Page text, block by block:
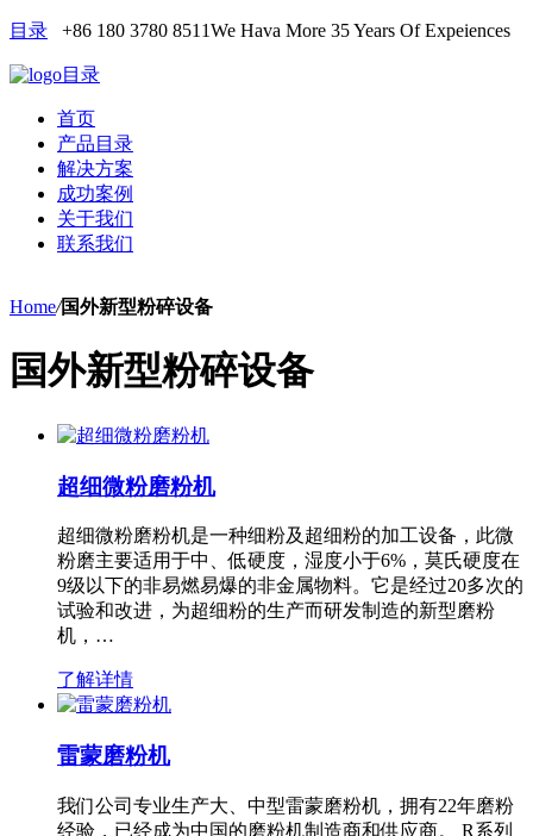
目录 +86 180 3780 8511We Hava More 35 Years Of Expeiences
目录
首页
产品目录
解决方案
成功案例
关于我们
联系我们
Home/国外新型粉碎设备
国外新型粉碎设备
超细微粉磨粉机
超细微粉磨粉机是一种细粉及超细粉的加工设备，此微
粉磨主要适用于中、低硬度，湿度小于6%，莫氏硬度在
9级以下的非易燃易爆的非金属物料。它是经过20多次的
试验和改进，为超细粉的生产而研发制造的新型磨粉
机，…
了解详情
雷蒙磨粉机
我们公司专业生产大、中型雷蒙磨粉机，拥有22年磨粉
经验，已经成为中国的磨粉机制造商和供应商。 R系列